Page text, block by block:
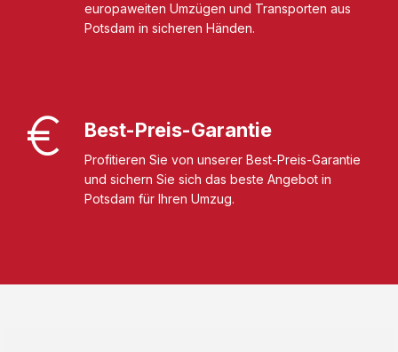
europaweiten Umzügen und Transporten aus
Potsdam in sicheren Händen.
Best-Preis-Garantie
Profitieren Sie von unserer Best-Preis-Garantie
und sichern Sie sich das beste Angebot in
Potsdam für Ihren Umzug.